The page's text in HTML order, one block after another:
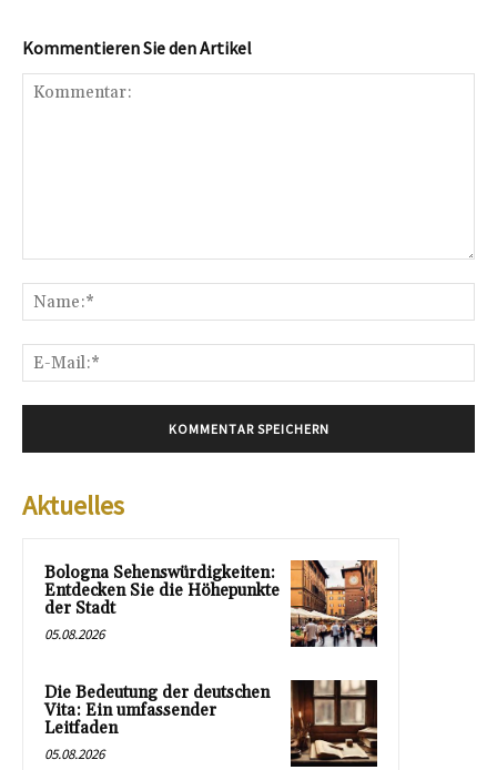
Kommentieren Sie den Artikel
Aktuelles
Bologna Sehenswürdigkeiten:
Entdecken Sie die Höhepunkte
der Stadt
05.08.2026
Die Bedeutung der deutschen
Vita: Ein umfassender
Leitfaden
05.08.2026